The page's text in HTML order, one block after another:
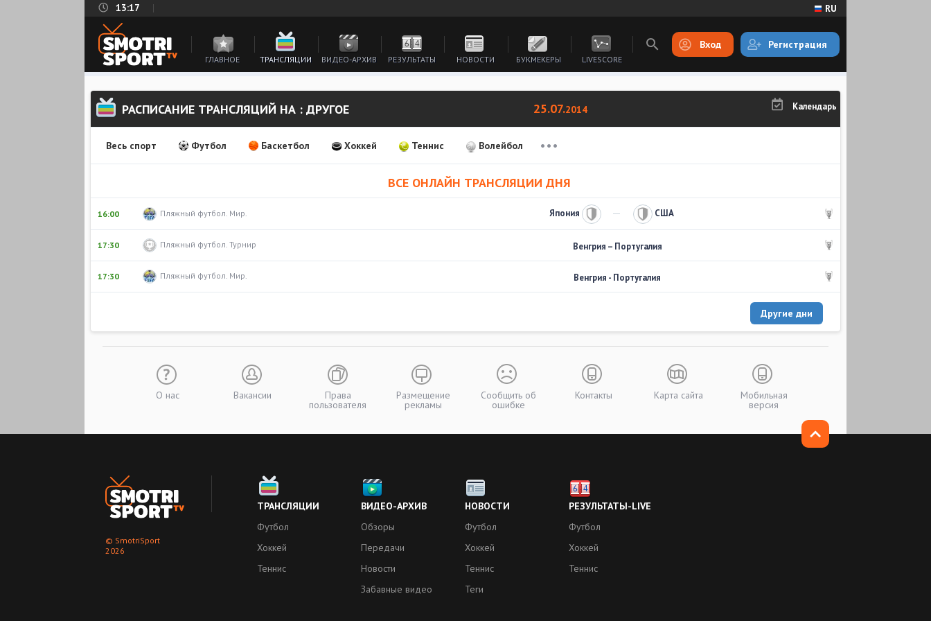
13:17 RU
ГЛАВНОЕ ТРАНСЛЯЦИИ ВИДЕО-АРХИВ РЕЗУЛЬТАТЫ НОВОСТИ БУКМЕКЕРЫ LIVESCORE
Вход Регистрация
РАСПИСАНИЕ ТРАНСЛЯЦИЙ НА : ДРУГОЕ 25.07.2014 Календарь
Весь спорт Футбол Баскетбол Хоккей Теннис Волейбол
ВСЕ ОНЛАЙН ТРАНСЛЯЦИИ ДНЯ
16:00 Пляжный футбол. Мир. Япония США
17:30 Пляжный футбол. Турнир Венгрия – Португалия
17:30 Пляжный футбол. Мир. Венгрия - Португалия
Другие дни
О нас Вакансии Права
пользователя
Размещение
рекламы
Сообщить об
ошибке
Контакты Карта сайта Мобильная
версия
© SmotriSport
2026
ТРАНСЛЯЦИИ
Футбол
Хоккей
Теннис
ВИДЕО-АРХИВ
Обзоры
Передачи
Новости
Забавные видео
НОВОСТИ
Футбол
Хоккей
Теннис
Теги
РЕЗУЛЬТАТЫ-LIVE
Футбол
Хоккей
Теннис